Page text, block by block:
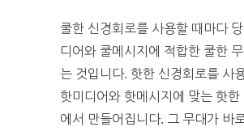
쿨한 신경회로를 사용할 때마다 당
디어와 쿨메시지에 적합한 쿨한
는 것입니다. 핫한 신경회로를 사
핫미디어와 핫메시지에 맞는 핫한
에서 만들어집니다. 그 무대가 바